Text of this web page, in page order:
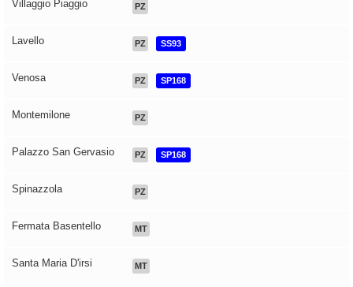
Villaggio Piaggio PZ
Lavello PZ SS93
Venosa PZ SP168
Montemilone PZ
Palazzo San Gervasio PZ SP168
Spinazzola PZ
Fermata Basentello MT
Santa Maria D'irsi MT